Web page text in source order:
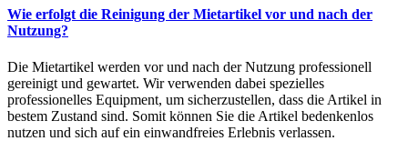
Wie erfolgt die Reinigung der Mietartikel vor und nach der
Nutzung?
Die Mietartikel werden vor und nach der Nutzung professionell
gereinigt und gewartet. Wir verwenden dabei spezielles
professionelles Equipment, um sicherzustellen, dass die Artikel in
bestem Zustand sind. Somit können Sie die Artikel bedenkenlos
nutzen und sich auf ein einwandfreies Erlebnis verlassen.